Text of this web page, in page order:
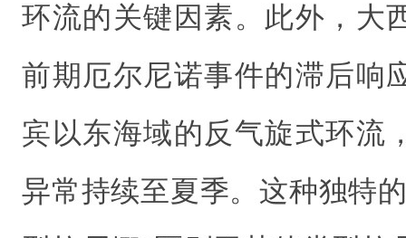
环流的关键因素。此外，大
前期厄尔尼诺事件的滞后响
宾以东海域的反气旋式环流
异常持续至夏季。这种独特